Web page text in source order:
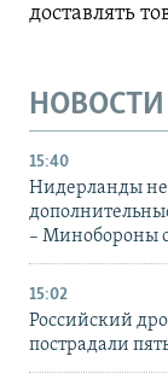
доставлять
НОВОСТИ
15:40
Нидерланды не
– Минобороны
15:02
Российский
пострадали